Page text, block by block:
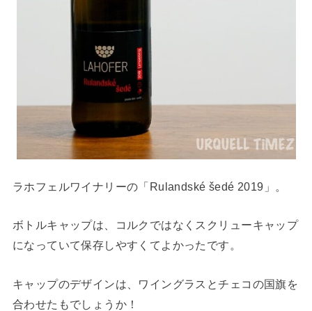
ラホフェルワイナリーの「Rulandské šedé 2019」。
ボトルキャップは、コルクではなくスクリューキャップ
になっていて保存しやすくてよかったです。
キャップのデザインは、ワイングラスとチェコの国旗を
合わせたもでしょうか！